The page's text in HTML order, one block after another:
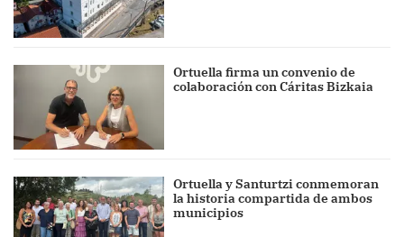
Ortuella firma un convenio de
colaboración con Cáritas Bizkaia
Ortuella y Santurtzi conmemoran
la historia compartida de ambos
municipios